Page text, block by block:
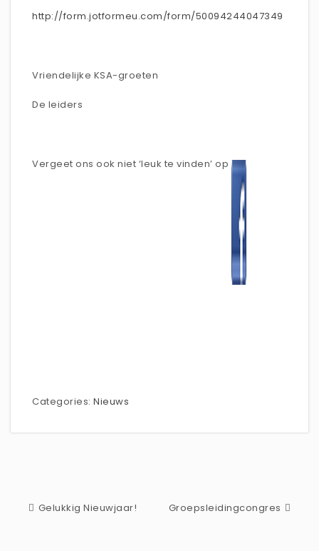
http://form.jotformeu.com/form/50094244047349
Vriendelijke KSA-groeten
De leiders
Vergeet ons ook niet ‘leuk te vinden’ op
Categories: Nieuws
Gelukkig Nieuwjaar! Groepsleidingcongres